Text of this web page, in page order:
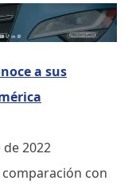
a sus
2022
con